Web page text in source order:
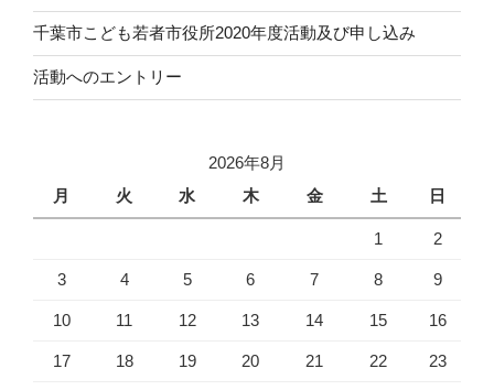
千葉市こども若者市役所2020年度活動及び申し込み
活動へのエントリー
2026年8月
月
火 水 木 金 土 日
1 2
3 4 5 6 7 8 9
10 11 12 13 14 15 16
17 18 19 20 21 22 23